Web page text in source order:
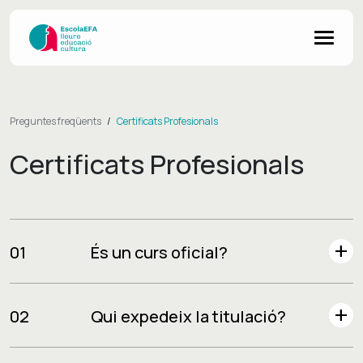
Preguntes freqüents Certificats Profesionals
Certificats Profesionals
01 És un curs oficial? add
02 Qui expedeix la titulació? add